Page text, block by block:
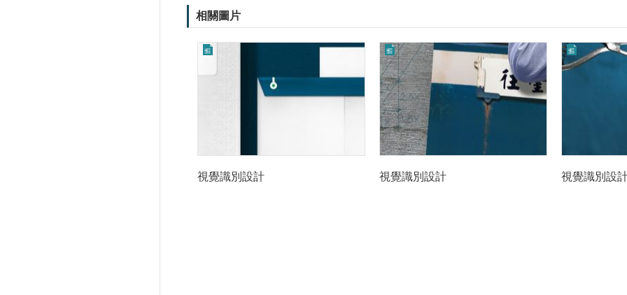
相關圖片
視覺識別設計 視覺識別設計 視覺識別設